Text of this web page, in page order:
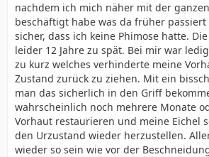
nachdem ich mich näher mit der
beschäftigt habe was da früher
sicher, dass ich keine Phimose hatte.
leider 12 Jahre zu spät. Bei mir war
zu kurz welches verhinderte meine
Zustand zurück zu ziehen. Mit ein
man das sicherlich in den Griff
wahrscheinlich noch mehrere Monate
Vorhaut restaurieren und meine Eichel
den Urzustand wieder herzustellen.
wieder so sein wie vor der